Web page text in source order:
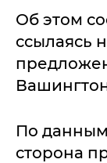
Об этом
ссылаясь
По
сторона